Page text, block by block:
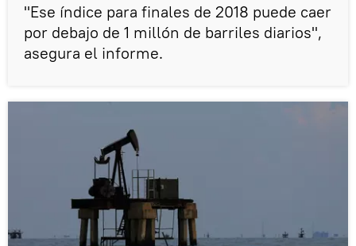
"Ese índice para finales de 2018 puede caer
por debajo de 1 millón de barriles diarios",
asegura el informe.